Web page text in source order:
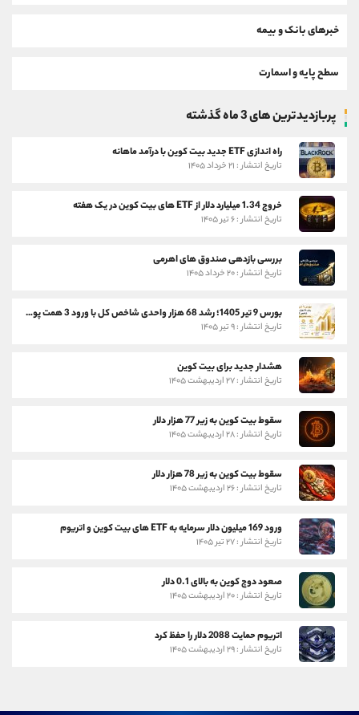
خبرهای بانک و بیمه
سطح پایه و اسمارت
پربازدیدترین های 3 ماه گذشته
راه اندازی ETF جدید بیت کوین با درآمد ماهانه
تاریخ انتشار : ۲۱ خرداد ۱۴۰۵
خروج 1.34 میلیارد دلار از ETF های بیت کوین در یک هفته
تاریخ انتشار : ۶ تیر ۱۴۰۵
بررسی بازدهی صندوق های اهرمی
تاریخ انتشار : ۲۰ خرداد ۱۴۰۵
بورس 9 تیر 1405؛ رشد 68 هزار واحدی شاخص کل با ورود 3 همت پول حقیقی
تاریخ انتشار : ۹ تیر ۱۴۰۵
هشدار جدید برای بیت کوین
تاریخ انتشار : ۲۷ اردیبهشت ۱۴۰۵
سقوط بیت کوین به زیر 77 هزار دلار
تاریخ انتشار : ۲۸ اردیبهشت ۱۴۰۵
سقوط بیت کوین به زیر 78 هزار دلار
تاریخ انتشار : ۲۶ اردیبهشت ۱۴۰۵
ورود 169 میلیون دلار سرمایه به ETF های بیت کوین و اتریوم
تاریخ انتشار : ۲۷ تیر ۱۴۰۵
صعود دوج کوین به بالای 0.1 دلار
تاریخ انتشار : ۲۰ اردیبهشت ۱۴۰۵
اتریوم حمایت 2088 دلار را حفظ کرد
تاریخ انتشار : ۲۹ اردیبهشت ۱۴۰۵